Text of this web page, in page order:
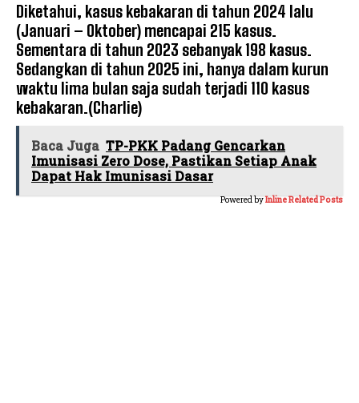
Diketahui, kasus kebakaran di tahun 2024 lalu
(Januari – Oktober) mencapai 215 kasus.
Sementara di tahun 2023 sebanyak 198 kasus.
Sedangkan di tahun 2025 ini, hanya dalam kurun
waktu lima bulan saja sudah terjadi 110 kasus
kebakaran.(Charlie)
Baca Juga TP-PKK Padang Gencarkan
Imunisasi Zero Dose, Pastikan Setiap Anak
Dapat Hak Imunisasi Dasar
Powered byInline Related Posts